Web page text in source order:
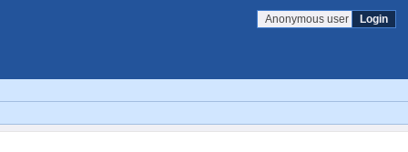
Anonymous user Login